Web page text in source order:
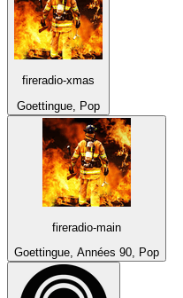
fireradio-xmas
Goettingue, Pop
fireradio-main
Goettingue, Années 90, Pop